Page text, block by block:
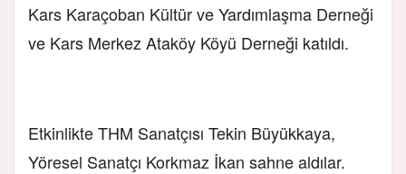
Kars Karaçoban Kültür ve Yardımlaşma Derneği
ve Kars Merkez Ataköy Köyü Derneği katıldı.
Etkinlikte THM Sanatçısı Tekin Büyükkaya,
Yöresel Sanatçı Korkmaz İkan sahne aldılar.